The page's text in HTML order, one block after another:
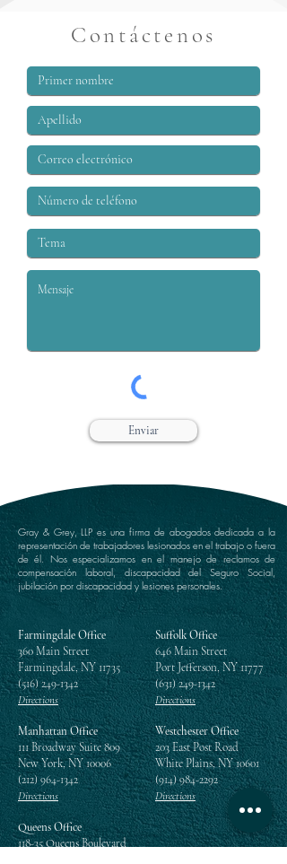
Contáctenos
Enviar
Gray & Grey, LLP es una firma de abogados dedicada a la
representación de trabajadores lesionados en el trabajo o fuera
de él. Nos especializamos en el manejo de reclamos de
compensación laboral, discapacidad del Seguro Social,
jubilación por discapacidad y lesiones personales.
Farmingdale Office
360 Main Street
Farmingdale, NY 11735
(516) 249-1342
Directions
Manhattan Office
111 Broadway Suite 809
New York, NY 10006
(212) 964-1342
Directions
Queens Office
118-35 Queens Boulevard
Suffolk Office
646 Main Street
Port Jefferson, NY 11777
(631) 249-1342
Directions
Westchester Office
203 East Post Road
White Plains, NY 10601
(914) 984-2292
Directions